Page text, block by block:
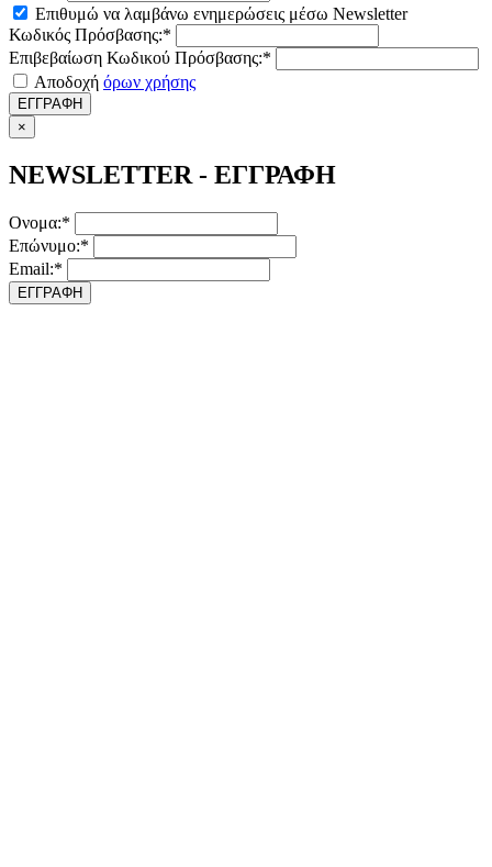
Επιθυμώ να λαμβάνω ενημερώσεις μέσω Newsletter
Κωδικός Πρόσβασης:*
Επιβεβαίωση Κωδικού Πρόσβασης:*
Αποδοχή όρων χρήσης
ΕΓΓΡΑΦΗ
×
NEWSLETTER - ΕΓΓΡΑΦΗ
Ονομα:*
Επώνυμο:*
Email:*
ΕΓΓΡΑΦΗ